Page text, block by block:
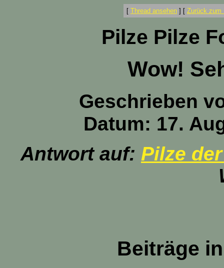
[ Thread ansehen ] [ Zurück zum
Pilze Pilze
Wow!
Geschrieben
Datum: 17.
Antwort auf: Pilze
Beiträge